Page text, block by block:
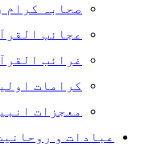
صحابہ کرام
عجائب
غرائب
کرامات
معجزات
عبادات و